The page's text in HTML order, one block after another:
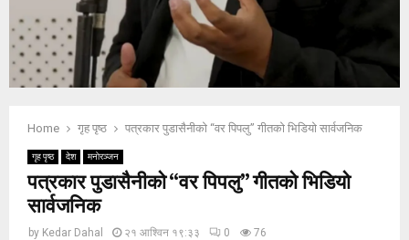
Home गृह पृष्ठ पत्रकार पुडासैनीकाे “वर पिपलु” गीतकाे भिडियो सार्वजनिक
गृह पृष्ठ देश मनाेरञ्जन
पत्रकार पुडासैनीकाे “वर पिपलु” गीतकाे भिडियो
सार्वजनिक
by Kedar Dahal २१ आश्विन १९:३३ 0 76